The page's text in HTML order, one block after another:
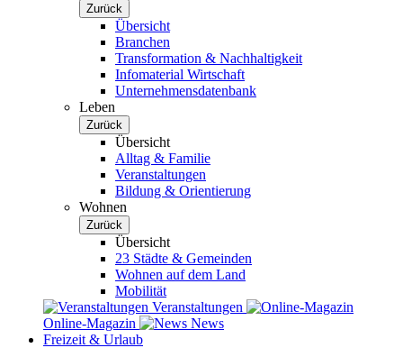
Zurück
Übersicht
Branchen
Transformation & Nachhaltigkeit
Infomaterial Wirtschaft
Unternehmensdatenbank
Leben
Zurück
Übersicht
Alltag & Familie
Veranstaltungen
Bildung & Orientierung
Wohnen
Zurück
Übersicht
23 Städte & Gemeinden
Wohnen auf dem Land
Mobilität
Veranstaltungen
Online-Magazin
News
Freizeit & Urlaub